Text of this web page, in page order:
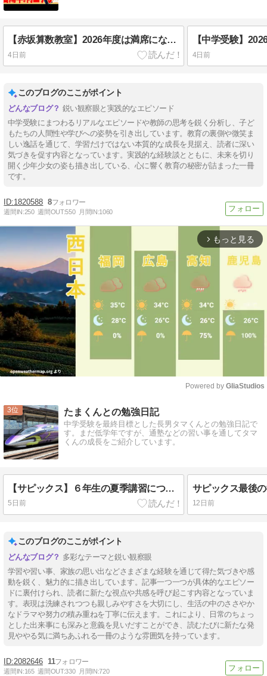
【赤坂算数教室】2026年度は満席になりました。2027年2月からの生徒は受付中です。
4日前 4日前
このブログのここがポイント
鋭い観察眼と実践的なエピソード
中学受験にまつわるリアルなエピソードや教師の思考を鋭く分析し、子ど
もたちの人間性や学びへの姿勢を引き出しています。教育の裏側や微笑ま
しい逸話を通じて、学習だけではない本質的な成長を見据え、読者に深い
気づきを促す内容となっています。実践的な経験談とともに、未来を切り
開く少年少女の姿も描き出している、心に響く教育の秘密が詰まった一冊
です。
1820588 8
週間IN:250 週間OUT:550 月間IN:1060
arrow_forward_ios もっと見る
Powered by GliaStudios
3 たまくんとの勉強日記
中学受験を最終目標とした長男タマくんとの勉強日記で
す。まだ低学年ですが、通塾などの習い事を通してタマ
くんの成長をご紹介しています。
【サピックス】６年生の夏季講習について
5日前
サピックス最後
12日前
このブログのここがポイント
多彩なテーマと鋭い観察眼
学習や習い事、家族の思い出などさまざまな経験を通じて得た気づきや感
動を鋭く、魅力的に描き出しています。記事一つ一つが具体的なエピソー
ドに裏付けられ、読者に新たな視点や共感を呼び起こす内容となっていま
す。表現は洗練されつつも親しみやすさを大切にし、生活の中のささやか
なドラマや努力の積み重ねを丁寧に伝えます。これにより、日常のちょっ
とした出来事にも深みと意義を見いだすことができ、読むたびに新たな発
見ややる気に満ちあふれる一冊のような雰囲気を持っています。
2082646 11
週間IN:165 週間OUT:330 月間IN:720